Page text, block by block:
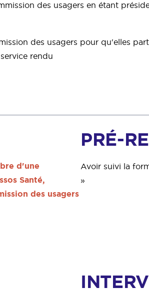
des usagers en étant
des usagers pour qu'elles
rendu
d'une
Santé,
des usagers
PRÉ-
Avoir suivi la
»